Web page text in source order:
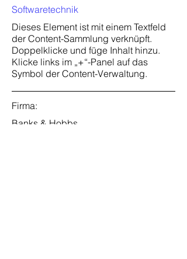
Softwaretechnik
Dieses Element ist mit einem Textfeld
der Content-Sammlung verknüpft.
Doppelklicke und füge Inhalt hinzu.
Klicke links im „+“-Panel auf das
Symbol der Content-Verwaltung.
Firma:
Banks & Hobbs